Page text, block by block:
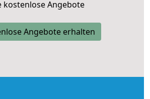
kostenlose Angebote
Angebote erhalten